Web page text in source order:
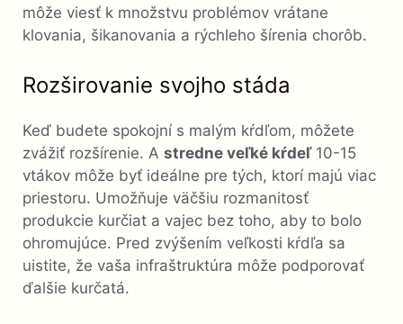
môže viesť k množstvu problémov vrátane
klovania, šikanovania a rýchleho šírenia chorôb.
Rozširovanie svojho stáda
Keď budete spokojní s malým kŕdľom, môžete
zvážiť rozšírenie. A stredne veľké kŕdeľ10-15
vtákov môže byť ideálne pre tých, ktorí majú viac
priestoru. Umožňuje väčšiu rozmanitosť
produkcie kurčiat a vajec bez toho, aby to bolo
ohromujúce. Pred zvýšením veľkosti kŕdľa sa
uistite, že vaša infraštruktúra môže podporovať
ďalšie kurčatá.